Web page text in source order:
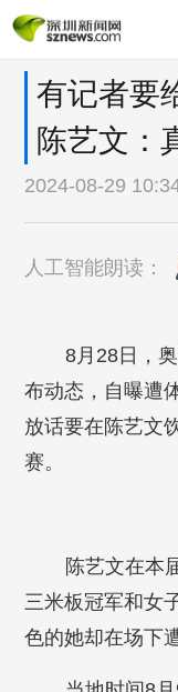
有记者要
陈艺文：
2024-08-29
人工智能朗读：
8月28日，
布动态，自曝遭
放话要在陈艺文
赛。
陈艺文在本
三米板冠军和女
色的她却在场下